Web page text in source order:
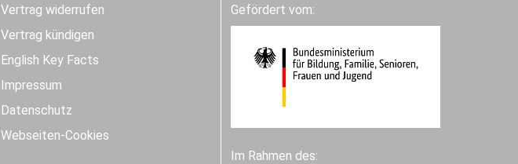
Vertrag widerrufen
Vertrag kündigen
English Key Facts
Impressum
Datenschutz
Webseiten-Cookies
Gefördert vom:
Im Rahmen des: